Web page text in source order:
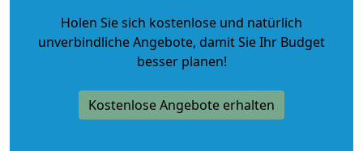
Holen Sie sich kostenlose und natürlich
unverbindliche Angebote, damit Sie Ihr Budget
besser planen!
Kostenlose Angebote erhalten